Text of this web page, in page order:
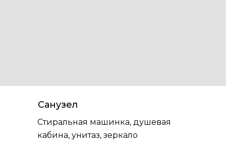
Санузел
Стиральная машинка, душевая
кабина, унитаз, зеркало